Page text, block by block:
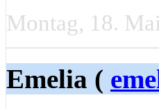
Montag, 18.
Emelia (